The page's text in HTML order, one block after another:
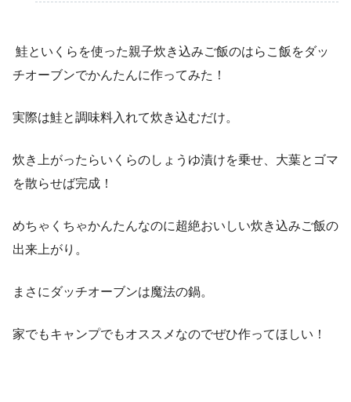
鮭といくらを使った親子炊き込みご飯のはらこ飯をダッ
チオーブンでかんたんに作ってみた！
実際は鮭と調味料入れて炊き込むだけ。
炊き上がったらいくらのしょうゆ漬けを乗せ、大葉とゴマ
を散らせば完成！
めちゃくちゃかんたんなのに超絶おいしい炊き込みご飯の
出来上がり。
まさにダッチオーブンは魔法の鍋。
家でもキャンプでもオススメなのでぜひ作ってほしい！